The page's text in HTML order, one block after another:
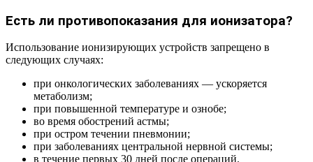
Есть ли противопоказания для ионизатора?
Использование ионизирующих устройств запрещено в
следующих случаях:
при онкологических заболеваниях — ускоряется
метаболизм;
при повышенной температуре и ознобе;
во время обострений астмы;
при остром течении пневмонии;
при заболеваниях центральной нервной системы;
в течение первых 30 дней после операций.